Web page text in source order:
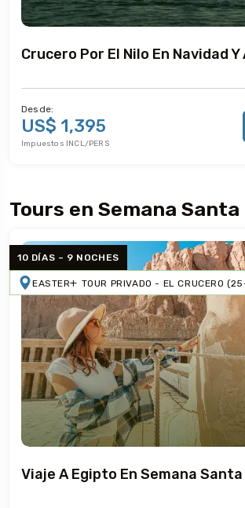
Crucero Por El Nilo En Navidad Y
Desde:
US$ 1,395
Impuestos INCL/PERS
Tours en Semana
10 DÍAS – 9 NOCHES
EASTER TOUR PRIVADO - EL CRUCERO
Viaje A Egipto En Semana Santa